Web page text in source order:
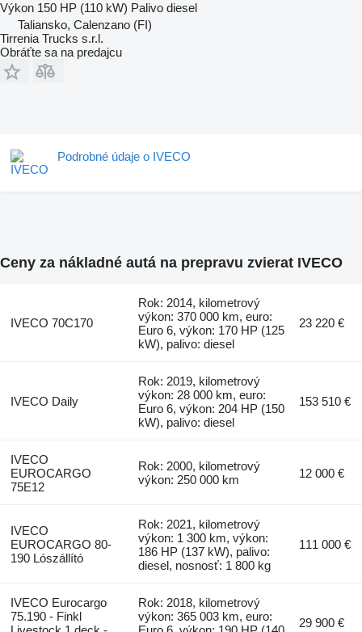
Výkon 150 HP (110 kW) Palivo diesel
Taliansko, Calenzano (FI)
Tirrenia Trucks s.r.l.
Obráťte sa na predajcu
Podrobné údaje o IVECO
Ceny za nákladné autá na prepravu zvierat IVECO
IVECO 70C170
Rok: 2014, kilometrový
výkon: 370 000 km, euro:
Euro 6, výkon: 170 HP (125
kW), palivo: diesel
23 220 €
IVECO Daily
Rok: 2019, kilometrový
výkon: 28 000 km, euro:
Euro 6, výkon: 204 HP (150
kW), palivo: diesel
153 510 €
IVECO
EUROCARGO
75E12
Rok: 2000, kilometrový
výkon: 250 000 km
12 000 €
IVECO
EUROCARGO 80-
190 Lószállító
Rok: 2021, kilometrový
výkon: 1 300 km, výkon:
186 HP (137 kW), palivo:
diesel, nosnosť: 1 800 kg
111 000 €
IVECO Eurocargo
75.190 - Finkl
Rok: 2018, kilometrový
výkon: 365 003 km, euro:
29 900 €